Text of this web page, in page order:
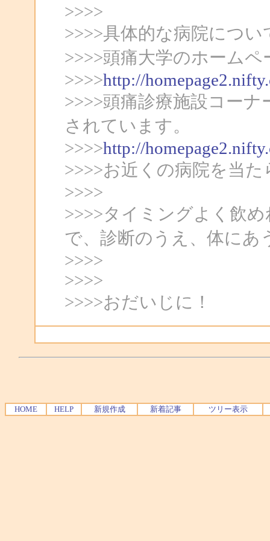
>>>>
>>>>具体的な病院につい
>>>>頭痛大学のホームペ
>>>>http://
>>>>頭痛診療施設コー
されています。
>>>>http://
>>>>お近くの病院を当
>>>>
>>>>タイミングよく飲
で、診断のうえ、体にあ
>>>>
>>>>
>>>>おだいじに！
HOME HELP 新規作成 新着記事 ツリー表示